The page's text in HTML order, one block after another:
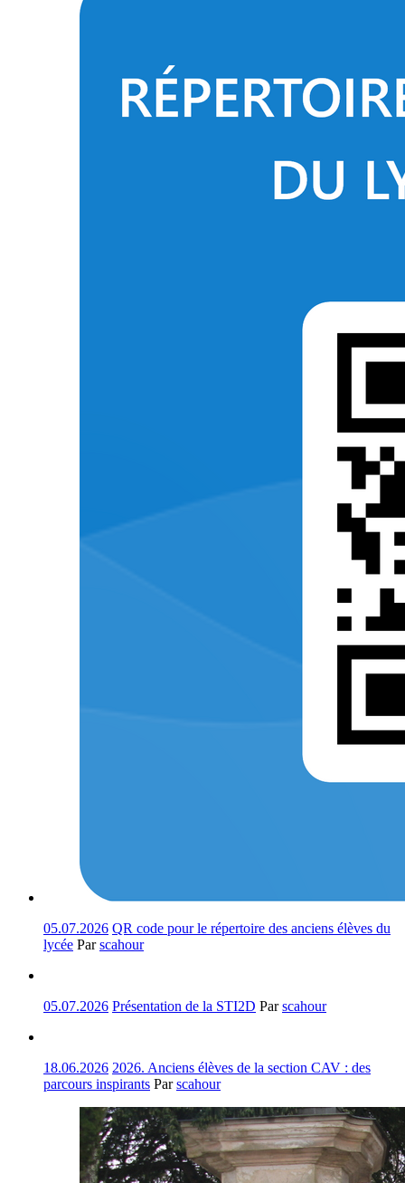
05.07.2026 QR code pour le répertoire des anciens élèves du
lycée Parscahour
05.07.2026 Présentation de la STI2D Parscahour
18.06.2026 2026. Anciens élèves de la section CAV : des
parcours inspirants Parscahour